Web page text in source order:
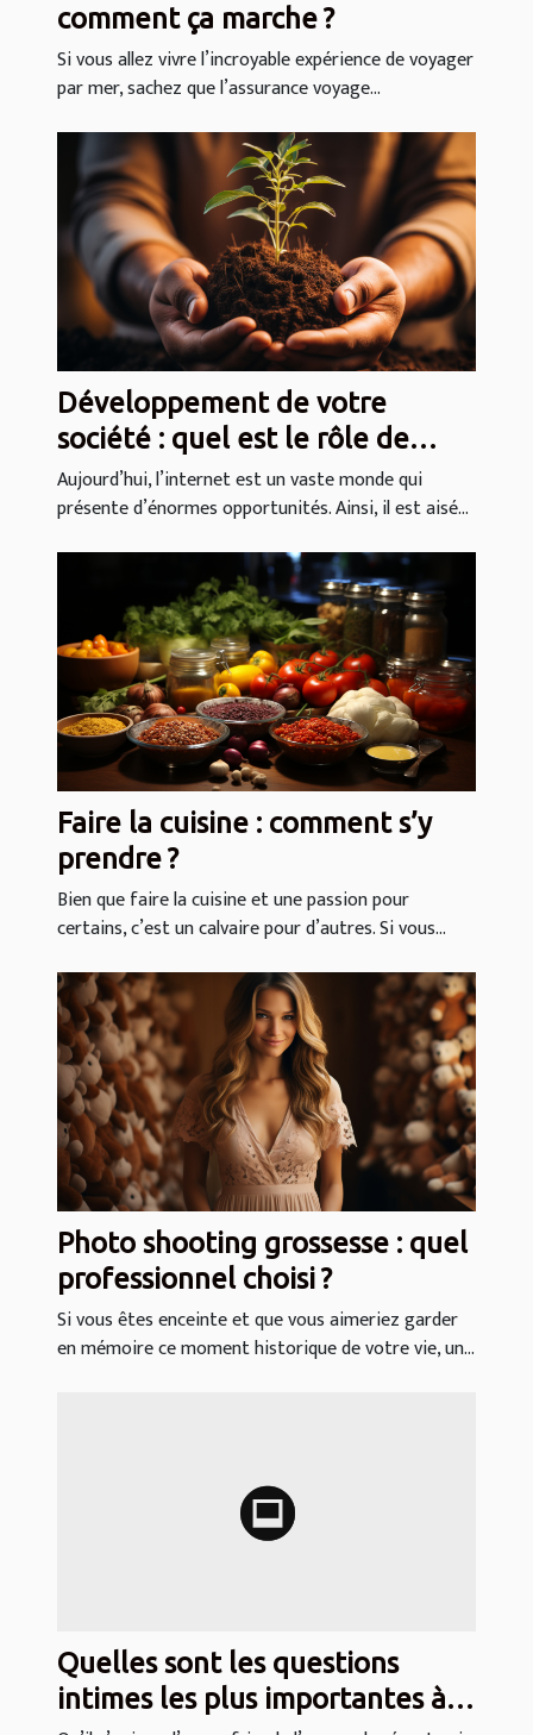
comment ça marche ?
Si vous allez vivre l’incroyable expérience de voyager
par mer, sachez que l’assurance voyage...
Développement de votre
société : quel est le rôle de
SEO ?
Aujourd’hui, l’internet est un vaste monde qui
présente d’énormes opportunités. Ainsi, il est aisé...
Faire la cuisine : comment s’y
prendre ?
Bien que faire la cuisine et une passion pour
certains, c’est un calvaire pour d’autres. Si vous...
Photo shooting grossesse : quel
professionnel choisi ?
Si vous êtes enceinte et que vous aimeriez garder
en mémoire ce moment historique de votre vie, un...
Quelles sont les questions
intimes les plus importantes à